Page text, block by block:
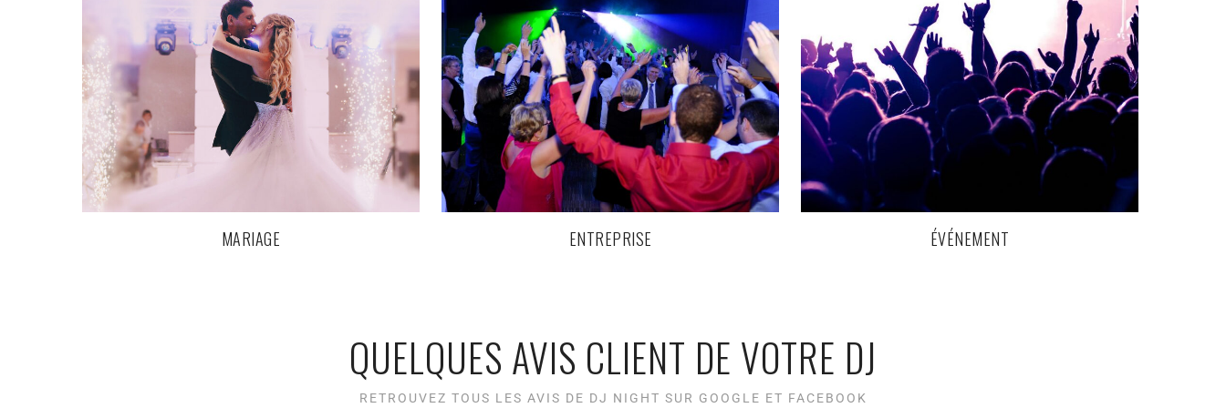
MARIAGE ENTREPRISE ÉVÉNEMENT
QUELQUES AVIS CLIENT DE VOTRE DJ
RETROUVEZ TOUS LES AVIS DE DJ NIGHT SUR GOOGLE ET FACEBOOK